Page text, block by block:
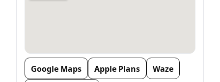
Google Maps Apple Plans
Waze